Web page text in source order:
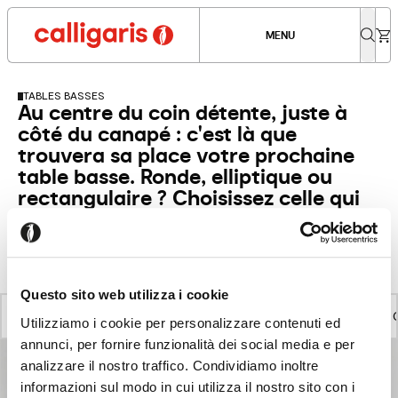
Questo sito web utilizza i cookie
Utilizziamo i cookie per personalizzare contenuti ed
annunci, per fornire funzionalità dei social media e per
analizzare il nostro traffico. Condividiamo inoltre
informazioni sul modo in cui utilizza il nostro sito con i
MENU
TABLES BASSES
Au centre du coin détente, juste à
côté du canapé : c'est là que
trouvera sa place votre prochaine
table basse. Ronde, elliptique ou
rectangulaire ? Choisissez celle qui
s'harmonise avec votre mobilier.
VOIR TOUS LES PRODUITS AUTRES ACCESSOIRES